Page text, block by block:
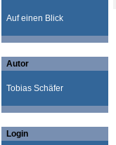
Auf einen Blick
Autor
Tobias Schäfer
Login